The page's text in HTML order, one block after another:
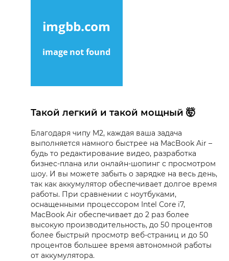
Такой легкий и такой мощный 🤯
Благодаря чипу M2, каждая ваша задача
выполняется намного быстрее на MacBook Air –
будь то редактирование видео, разработка
бизнес-плана или онлайн-шопинг с просмотром
шоу. И вы можете забыть о зарядке на весь день,
так как аккумулятор обеспечивает долгое время
работы. При сравнении с ноутбуками,
оснащенными процессором Intel Core i7,
MacBook Air обеспечивает до 2 раз более
высокую производительность, до 50 процентов
более быстрый просмотр веб-страниц и до 50
процентов большее время автономной работы
от аккумулятора.